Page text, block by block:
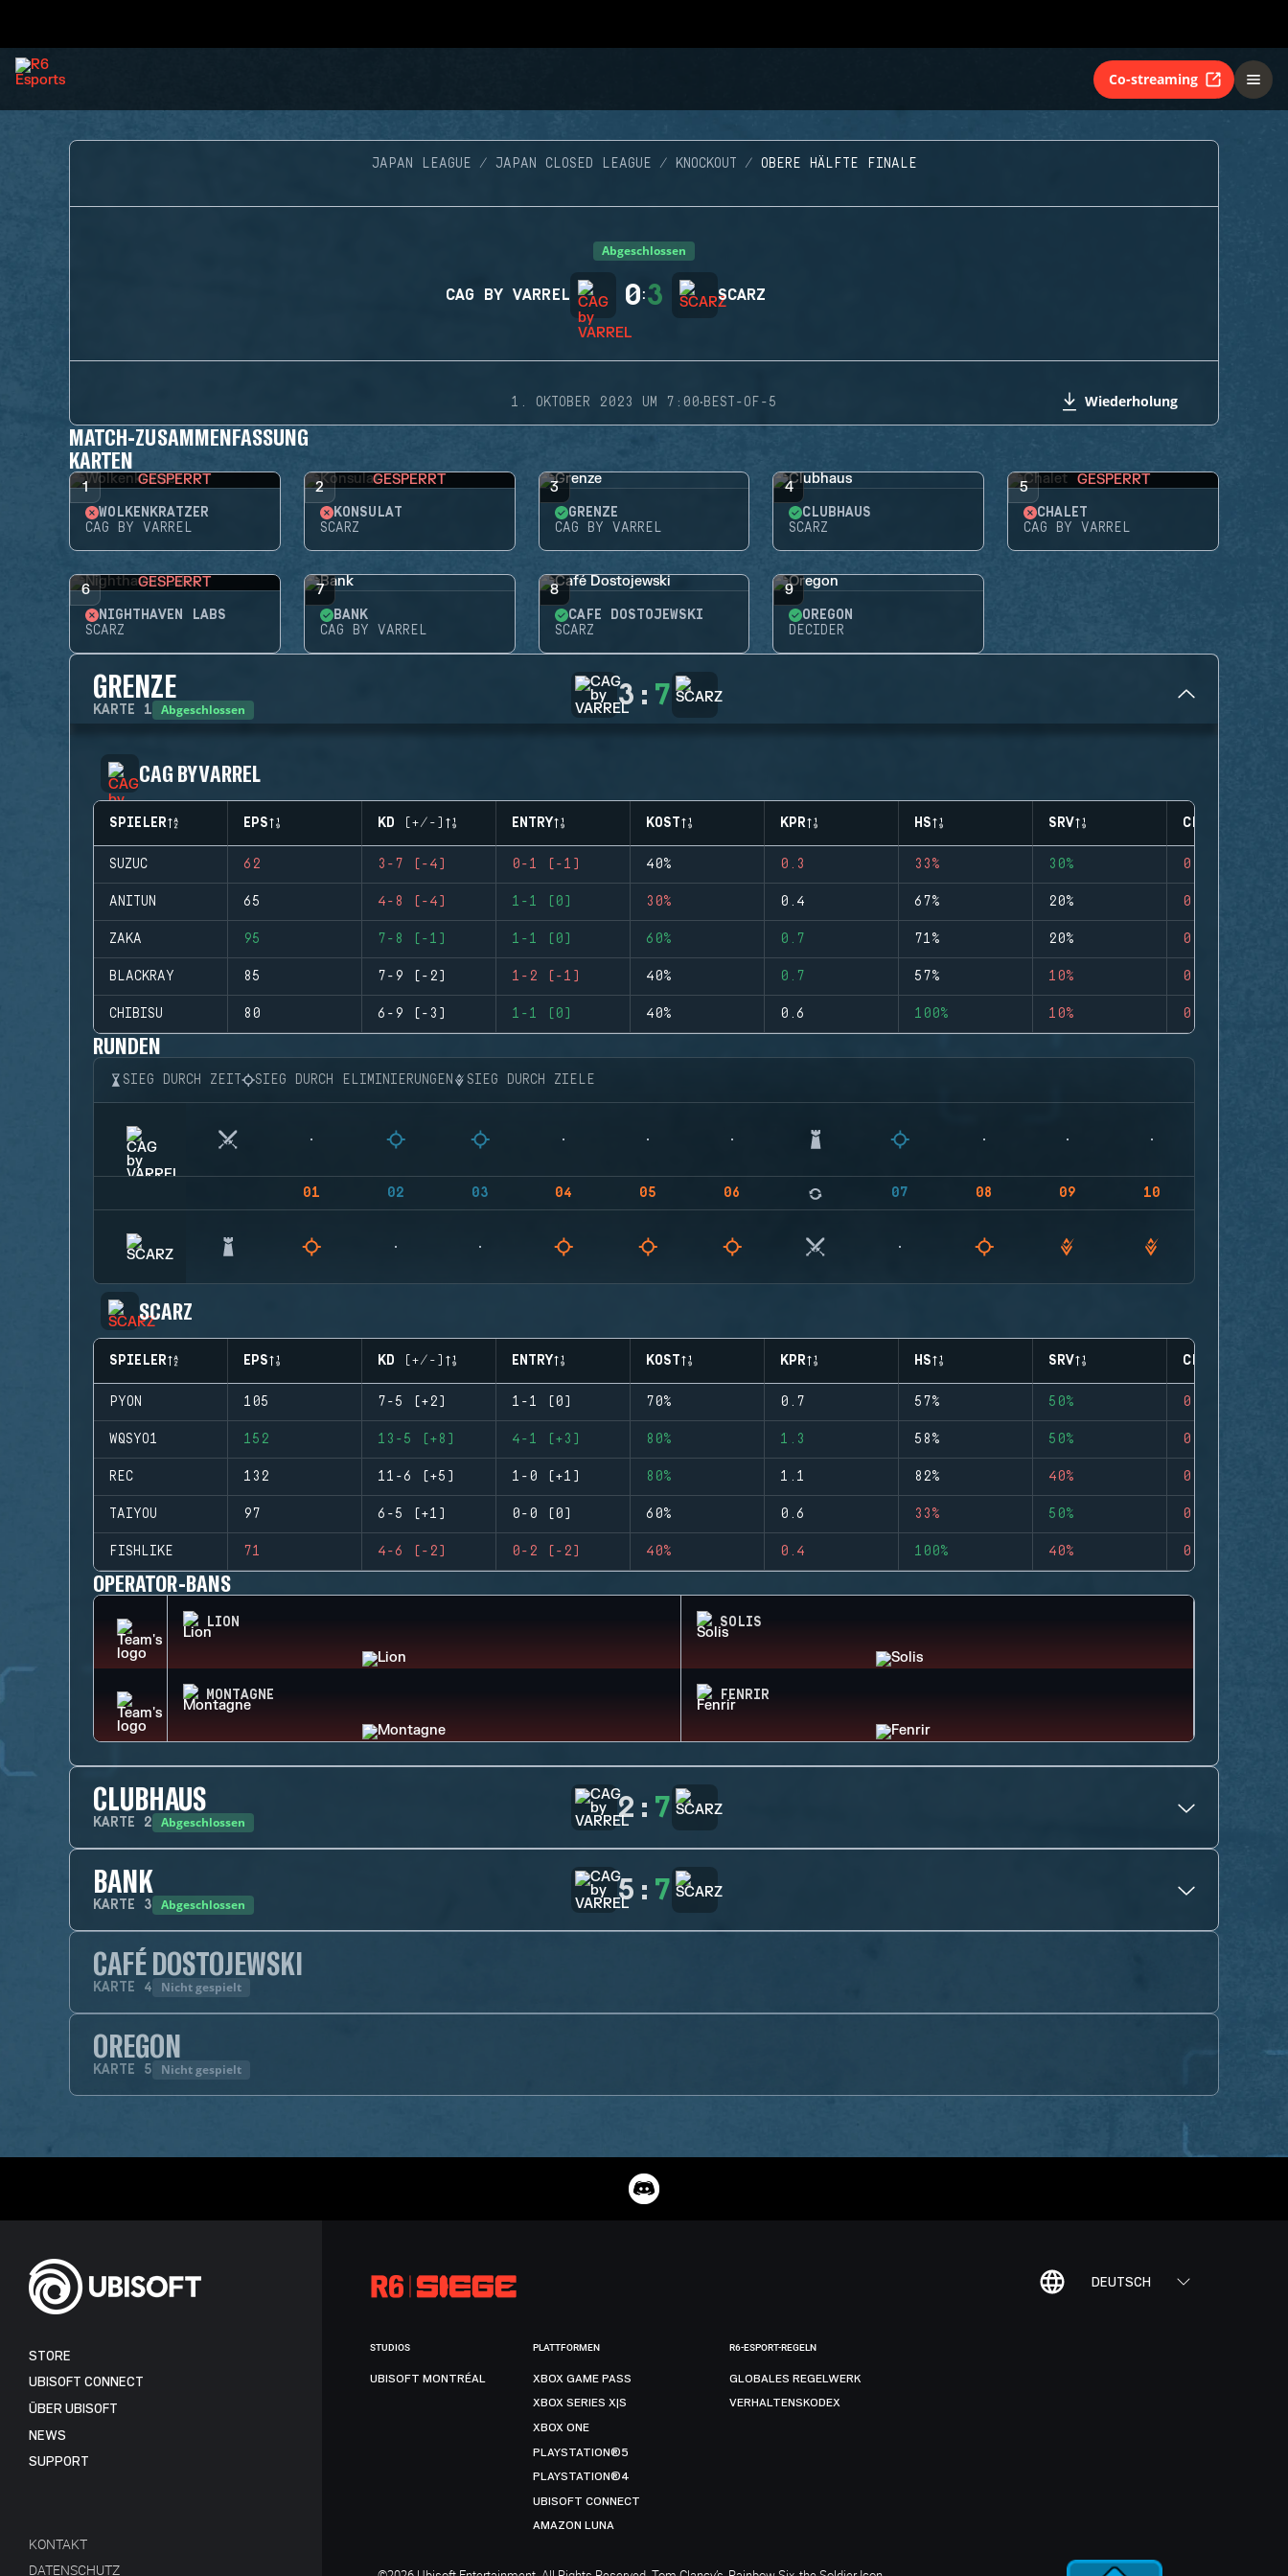
Co-streaming
JAPAN LEAGUE JAPAN CLOSED LEAGUE KNOCKOUT OBERE HÄLFTE FINALE
Abgeschlossen
CAG BY VARREL 0:3 SCARZ
1. OKTOBER 2023 UM 7:00·BEST-OF-5 Wiederholung
MATCH-ZUSAMMENFASSUNG
KARTEN
1 GESPERRT
WOLKENKRATZER
CAG BY VARREL
2 GESPERRT
KONSULAT
SCARZ
3
GRENZE
CAG BY VARREL
4
CLUBHAUS
SCARZ
5 GESPERRT
CHALET
CAG BY VARREL
6 GESPERRT
NIGHTHAVEN LABS
SCARZ
7
BANK
CAG BY VARREL
8
CAFÉ DOSTOJEWSKI
SCARZ
9
OREGON
DECIDER
GRENZE
KARTE 1 Abgeschlossen 3 : 7
CAG BY VARREL
SPIELER EPS KD (+/-) ENTRY KOST KPR HS SRV CLUTCHES
SUZUC 62 3-7 (-4) 0-1 (-1) 40% 0.3 33% 30% 0
ANITUN 65 4-8 (-4) 1-1 (0) 30% 0.4 67% 20% 0
ZAKA 95 7-8 (-1) 1-1 (0) 60% 0.7 71% 20% 0
BLACKRAY 85 7-9 (-2) 1-2 (-1) 40% 0.7 57% 10% 0
CHIBISU 80 6-9 (-3) 1-1 (0) 40% 0.6 100% 10% 0
RUNDEN
SIEG DURCH ZEIT SIEG DURCH ELIMINIERUNGEN SIEG DURCH ZIELE
01 02 03 04 05 06 07 08 09 10
SCARZ
SPIELER EPS KD (+/-) ENTRY KOST KPR HS SRV CLUTCHES
PYON 105 7-5 (+2) 1-1 (0) 70% 0.7 57% 50% 0
WQSYO1 152 13-5 (+8) 4-1 (+3) 80% 1.3 58% 50% 0
REC 132 11-6 (+5) 1-0 (+1) 80% 1.1 82% 40% 0
TAIYOU 97 6-5 (+1) 0-0 (0) 60% 0.6 33% 50% 0
FISHLIKE 71 4-6 (-2) 0-2 (-2) 40% 0.4 100% 40% 0
OPERATOR-BANS
LION SOLIS
MONTAGNE FENRIR
CLUBHAUS
KARTE 2 Abgeschlossen 2 : 7
BANK
KARTE 3 Abgeschlossen 5 : 7
CAFÉ DOSTOJEWSKI
KARTE 4 Nicht gespielt
OREGON
KARTE 5 Nicht gespielt
DEUTSCH
STORE
UBISOFT CONNECT
ÜBER UBISOFT
NEWS
SUPPORT
KONTAKT
DATENSCHUTZ
STUDIOS
UBISOFT MONTRÉAL
PLATTFORMEN
XBOX GAME PASS
XBOX SERIES X|S
XBOX ONE
PLAYSTATION®5
PLAYSTATION®4
UBISOFT CONNECT
AMAZON LUNA
R6-ESPORT-REGELN
GLOBALES REGELWERK
VERHALTENSKODEX